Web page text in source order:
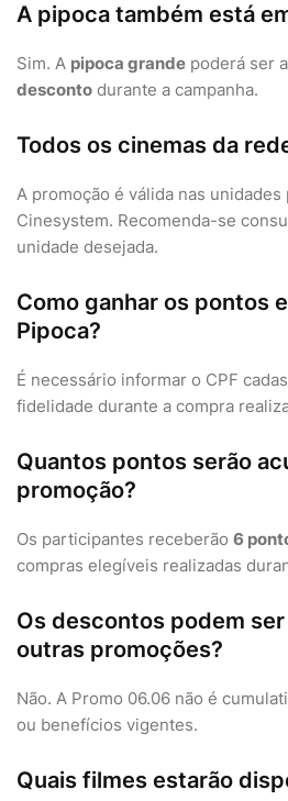
A pipoca também está
Sim. A pipoca grande poderá ser
desconto durante a campanha.
Todos os cinemas da
A promoção é válida nas
Cinesystem. Recomenda-se
unidade desejada.
Como ganhar os pontos
Pipoca?
É necessário informar o CPF
fidelidade durante a compra
Quantos pontos serão
promoção?
Os participantes receberão 6
compras elegíveis realizadas
Os descontos podem
outras promoções?
Não. A Promo 06.06 não é
ou benefícios vigentes.
Quais filmes estarão